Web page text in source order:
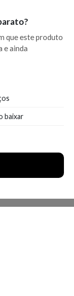
que este produto
e ainda
baixar